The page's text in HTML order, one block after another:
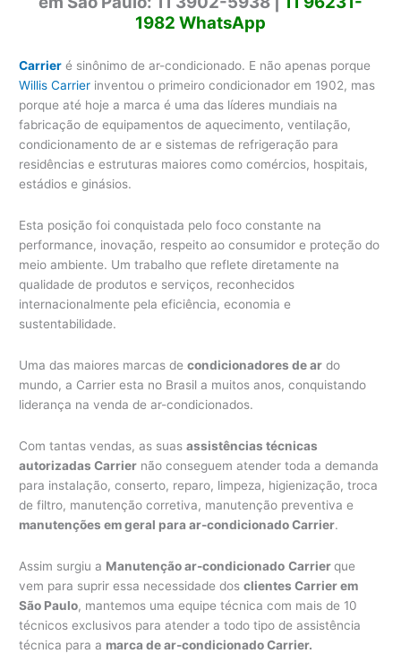
1982 WhatsApp
Carrier é sinônimo de ar-condicionado. E não apenas porque
Willis Carrier inventou o primeiro condicionador em 1902, mas
porque até hoje a marca é uma das líderes mundiais na
fabricação de equipamentos de aquecimento, ventilação,
condicionamento de ar e sistemas de refrigeração para
residências e estruturas maiores como comércios, hospitais,
estádios e ginásios.
Esta posição foi conquistada pelo foco constante na
performance, inovação, respeito ao consumidor e proteção do
meio ambiente. Um trabalho que reflete diretamente na
qualidade de produtos e serviços, reconhecidos
internacionalmente pela eficiência, economia e
sustentabilidade.
Uma das maiores marcas decondicionadores de ar do
mundo, a Carrier esta no Brasil a muitos anos, conquistando
liderança na venda de ar-condicionados.
Com tantas vendas, as suasassistências técnicas
autorizadas Carrier não conseguem atender toda a demanda
para instalação, conserto, reparo, limpeza, higienização, troca
de filtro, manutenção corretiva, manutenção preventiva e
manutenções em geral para ar-condicionado Carrier.
Assim surgiu a Manutenção ar-condicionado Carrierque
vem para suprir essa necessidade dosclientes Carrier em
São Paulo, mantemos uma equipe técnica com mais de 10
técnicos exclusivos para atender a todo tipo de assistência
técnica para a marca de ar-condicionado Carrier.